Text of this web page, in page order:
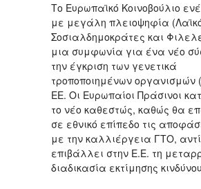
Το Ευρωπαϊκό Κοινοβούλιο
με μεγάλη πλειοψηφία
Σοσιαλδημοκράτες και
μια συμφωνία για ένα νέο
την έγκριση των γενετικά
τροποποιημένων οργανισμών
ΕΕ. Οι Ευρωπαίοι Πράσινοι
το νέο καθεστώς, καθώς θα
σε εθνικό επίπεδο τις
με την καλλιέργεια ΓΤΟ,
επιβάλλει στην Ε.Ε. τη
διαδικασία εκτίμησης